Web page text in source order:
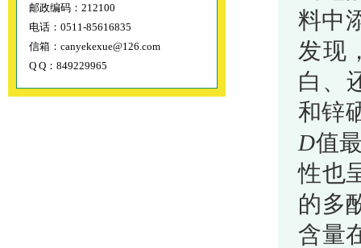
邮政编码：212100
电话：0511-85616835
信箱：canyekexue@126.com
Q Q：849229965
料中
发现
白、
和锌
D值
性也
的多
含量